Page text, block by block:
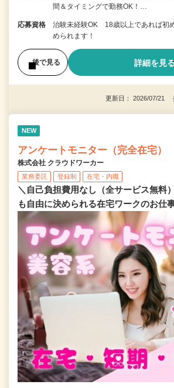
間＆タイミングで勤務OK！…
応募資格
治験未経験OK 18歳以上であれば初
められます！
後で見る 詳細を見る
更新日： 2026/07/21
NEW
アンケートモニター（完全在宅）
株式会社 クラウドワーカー
業務委託 登録制 在宅・内職
＼自己負担費用なし（全サービス無
も自由に決められる在宅ワークのお仕